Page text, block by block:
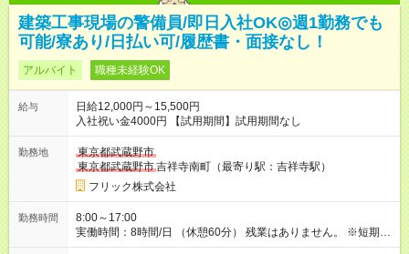
建築工事現場の警備員/即日入社OK◎週1勤務でも
可能/寮あり/日払い可/履歴書・面接なし！
アルバイト 職種未経験OK
給与
日給12,000円～15,500円
入社祝い金4000円 【試用期間】試用期間なし
勤務地
東京都武蔵野市
東京都武蔵野市吉祥寺南町（最寄り駅：吉祥寺駅）
フリック株式会社
勤務時間
8:00～17:00
実働時間：8時間/日 （休憩60分） 残業はありません。 ※短期の
募集は行っておりません。予めご了承くださいませ。